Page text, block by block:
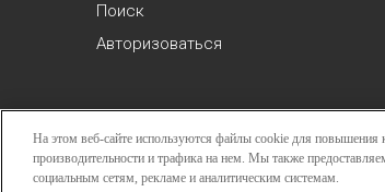
Поиск
Авторизоваться
На этом веб-сайте используются файлы cookie для повышения
производительности и трафика на нем. Мы также
социальным сетям, рекламе и аналитическим системам.